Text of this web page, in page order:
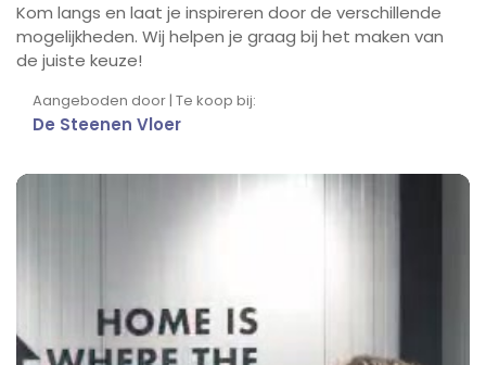
Kom langs en laat je inspireren door de verschillende
mogelijkheden. Wij helpen je graag bij het maken van
de juiste keuze!
Aangeboden door | Te koop bij:
De Steenen Vloer